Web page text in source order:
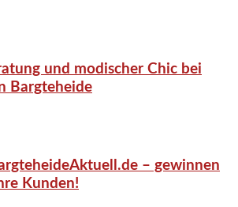
und modischer Chic bei
Bargteheide
– gewinnen
Kunden!